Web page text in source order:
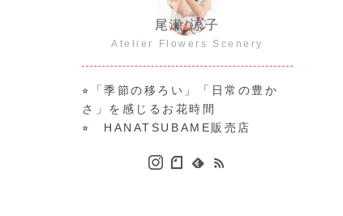
尾瀬 涼子
Atelier Flowers Scenery
⭐︎「季節の移ろい」「日常の豊か
さ」を感じるお花時間
⭐︎ HANATSUBAME販売店